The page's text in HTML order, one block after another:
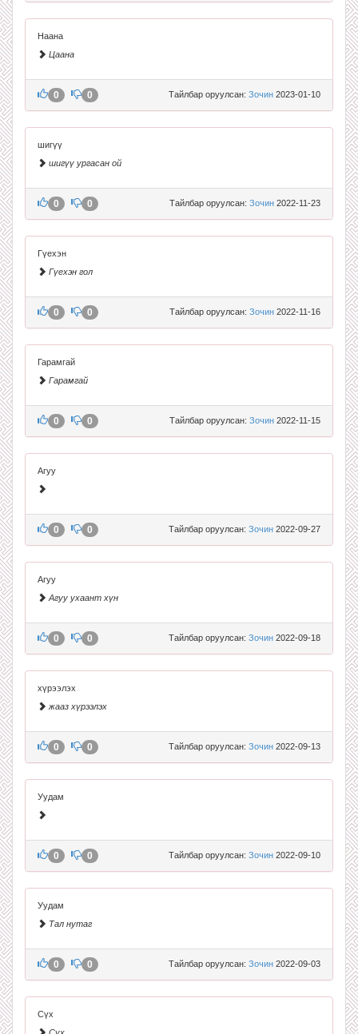
Наана
Цаана
Тайлбар оруулсан: Зочин 2023-01-10
0 0
шигүү
шигүү ургасан ой
Тайлбар оруулсан: Зочин 2022-11-23
0 0
Гүехэн
Гүехэн гол
Тайлбар оруулсан: Зочин 2022-11-16
0 0
Гарамгай
Гарамгай
Тайлбар оруулсан: Зочин 2022-11-15
0 0
Агуу
Тайлбар оруулсан: Зочин 2022-09-27
0 0
Агуу
Агуу ухаант хүн
Тайлбар оруулсан: Зочин 2022-09-18
0 0
хүрээлэх
жааз хүрээлэх
Тайлбар оруулсан: Зочин 2022-09-13
0 0
Уудам
Тайлбар оруулсан: Зочин 2022-09-10
0 0
Уудам
Тал нутаг
Тайлбар оруулсан: Зочин 2022-09-03
0 0
Сүх